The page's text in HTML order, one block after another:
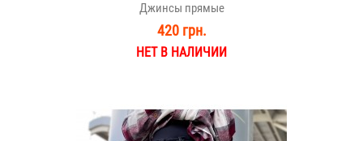
Джинсы прямые
420 грн.
НЕТ В НАЛИЧИИ